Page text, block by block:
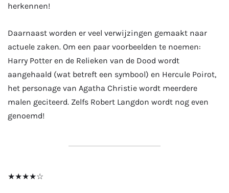
herkennen!
Daarnaast worden er veel verwijzingen gemaakt naar
actuele zaken. Om een paar voorbeelden te noemen:
Harry Potter en de Relieken van de Dood wordt
aangehaald (wat betreft een symbool) en Hercule Poirot,
het personage van Agatha Christie wordt meerdere
malen geciteerd. Zelfs Robert Langdon wordt nog even
genoemd!
★★★★☆